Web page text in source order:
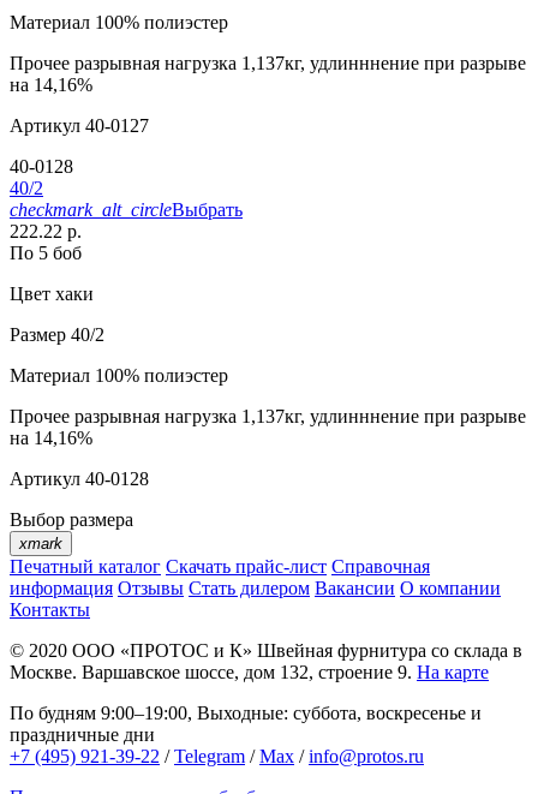
Материал 100% полиэстер
Прочее разрывная нагрузка 1,137кг, удлинннение при разрыве
на 14,16%
Артикул 40-0127
40-0128
40/2
checkmark_alt_circleВыбрать
222.22 р.
По 5 боб
Цвет хаки
Размер 40/2
Материал 100% полиэстер
Прочее разрывная нагрузка 1,137кг, удлинннение при разрыве
на 14,16%
Артикул 40-0128
Выбор размера
xmark
Печатный каталог Скачать прайс-лист Справочная
информация Отзывы Стать дилером Вакансии О компании
Контакты
© 2020 ООО «ПРОТОС и К» Швейная фурнитура со склада в
Москве. Варшавское шоссе, дом 132, строение 9. На карте
По будням 9:00–19:00, Выходные: суббота, воскресенье и
праздничные дни
+7 (495) 921-39-22 /Telegram /Max /info@protos.ru